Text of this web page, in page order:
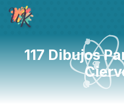
117 Dibujos